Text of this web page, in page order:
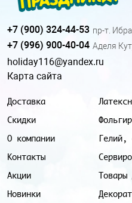
Доставка
Скидки
О компании
Контакты
Акции
Новинки
Гелий,
Товары
+7 (900) 324-44-53 пр-т.
+7 (996) 900-40-04 Аделя
holiday116@yandex.ru
Карта сайта